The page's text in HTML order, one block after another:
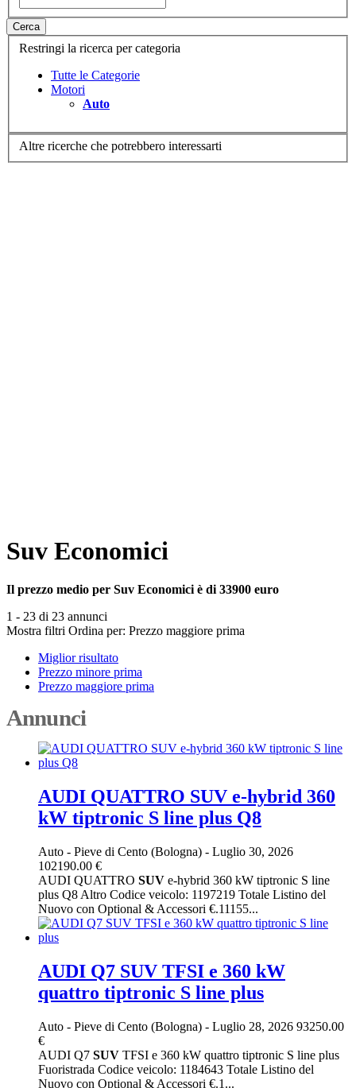
Cerca
Restringi la ricerca per categoria
Tutte le Categorie
Motori
Auto
Altre ricerche che potrebbero interessarti
Suv Economici
Il prezzo medio per Suv Economici è di 33900 euro
1 - 23 di 23 annunci
Mostra filtri Ordina per: Prezzo maggiore prima
Miglior risultato
Prezzo minore prima
Prezzo maggiore prima
Annunci
AUDI QUATTRO SUV e-hybrid 360
kW tiptronic S line plus Q8
Auto - Pieve di Cento (Bologna) - Luglio 30, 2026
102190.00 €
AUDI QUATTRO SUV e-hybrid 360 kW tiptronic S line
plus Q8 Altro Codice veicolo: 1197219 Totale Listino del
Nuovo con Optional & Accessori €.11155...
AUDI Q7 SUV TFSI e 360 kW
quattro tiptronic S line plus
Auto - Pieve di Cento (Bologna) - Luglio 28, 2026 93250.00
€
AUDI Q7 SUV TFSI e 360 kW quattro tiptronic S line plus
Fuoristrada Codice veicolo: 1184643 Totale Listino del
Nuovo con Optional & Accessori €.1...